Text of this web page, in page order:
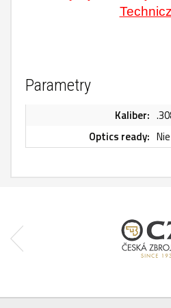
Parametry
Kaliber:
Optics ready: Nie